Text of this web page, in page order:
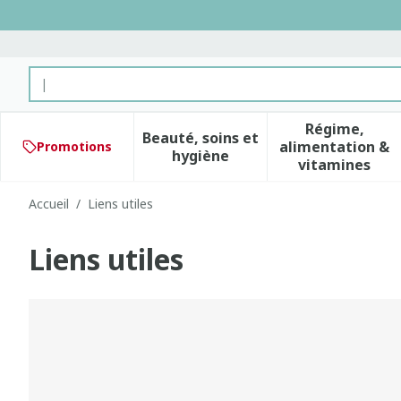
Rechercher
Promotions
Beauté, soins et
hygièneAfficher le sous-menu pour
Régime,
alimentation &
vitamines
Afficher
Accueil / Liens utiles
Liens utiles